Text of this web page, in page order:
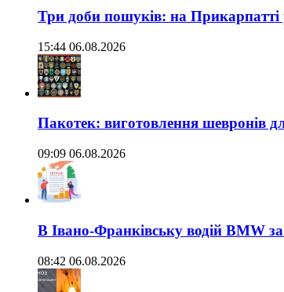
Три доби пошуків: на Прикарпатті
15:44 06.08.2026
Пакотек: виготовлення шевронів
09:09 06.08.2026
В Івано-Франківську водій BMW
08:42 06.08.2026